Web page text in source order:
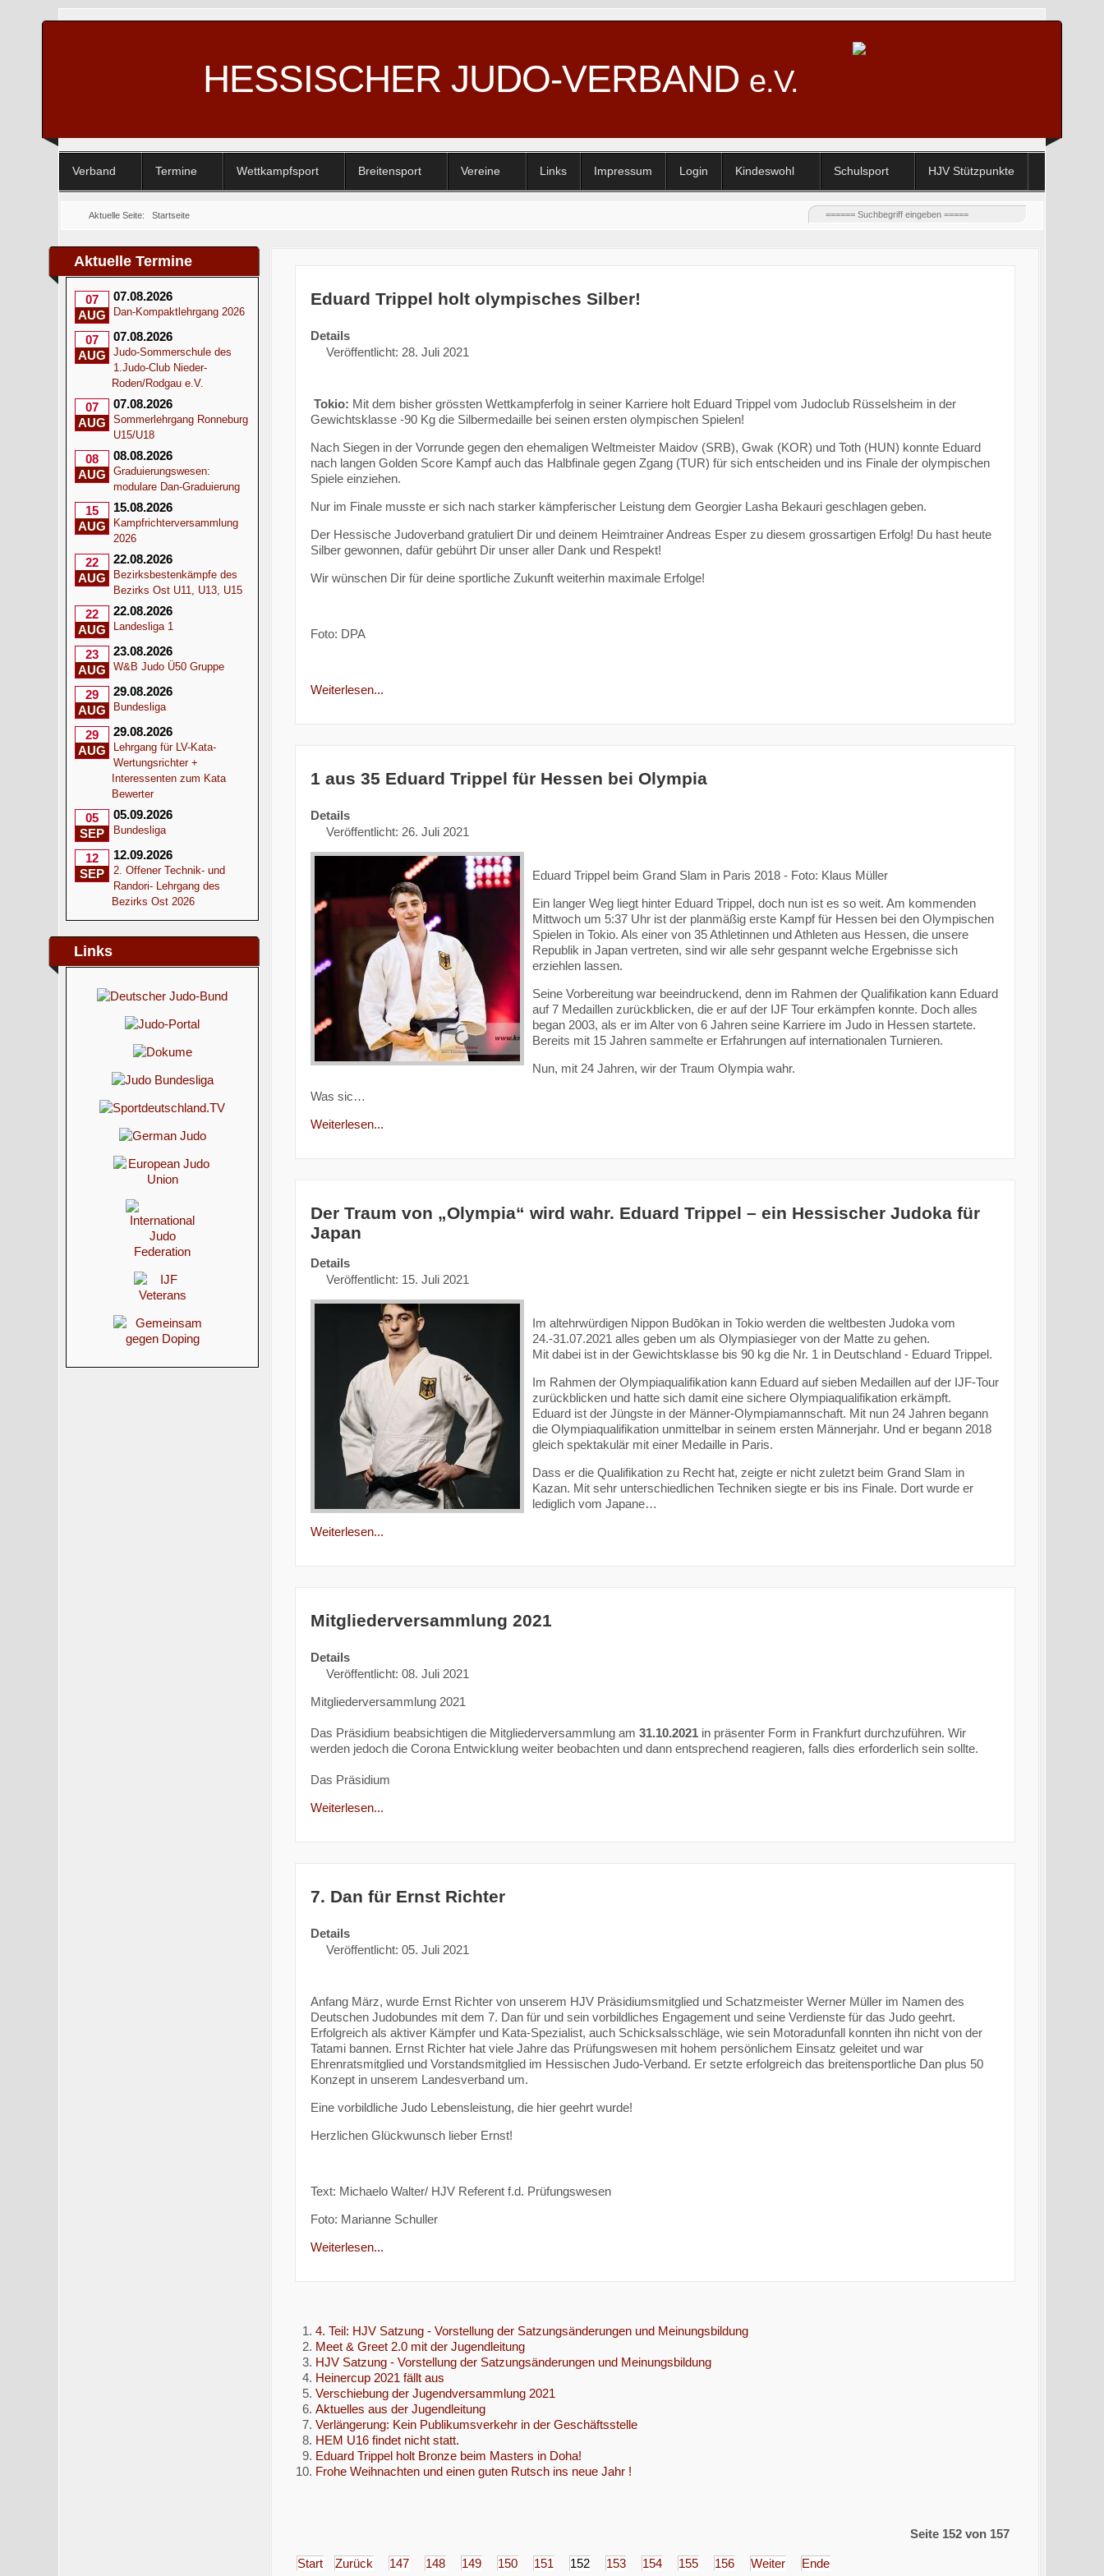
HESSISCHER JUDO-VERBAND e.V.
Verband Termine Wettkampfsport Breitensport Vereine Links Impressum Login Kindeswohl Schulsport HJV Stützpunkte
Aktuelle Seite:Startseite
Aktuelle Termine
07
AUG
07.08.2026
Dan-Kompaktlehrgang 2026
07
AUG
07.08.2026
Judo-Sommerschule des
1.Judo-Club Nieder-
Roden/Rodgau e.V.
07
AUG
07.08.2026
Sommerlehrgang Ronneburg
U15/U18
08
AUG
08.08.2026
Graduierungswesen:
modulare Dan-Graduierung
15
AUG
15.08.2026
Kampfrichterversammlung
2026
22
AUG
22.08.2026
Bezirksbestenkämpfe des
Bezirks Ost U11, U13, U15
22
AUG
22.08.2026
Landesliga 1
23
AUG
23.08.2026
W&B Judo Ü50 Gruppe
29
AUG
29.08.2026
Bundesliga
29
AUG
29.08.2026
Lehrgang für LV-Kata-
Wertungsrichter +
Interessenten zum Kata
Bewerter
05
SEP
05.09.2026
Bundesliga
12
SEP
12.09.2026
2. Offener Technik- und
Randori- Lehrgang des
Bezirks Ost 2026
Links
Eduard Trippel holt olympisches Silber!
Details
Veröffentlicht: 28. Juli 2021
Tokio: Mit dem bisher grössten Wettkampferfolg in seiner Karriere holt Eduard Trippel vom Judoclub Rüsselsheim in der
Gewichtsklasse -90 Kg die Silbermedaille bei seinen ersten olympischen Spielen!
Nach Siegen in der Vorrunde gegen den ehemaligen Weltmeister Maidov (SRB), Gwak (KOR) und Toth (HUN) konnte Eduard
nach langen Golden Score Kampf auch das Halbfinale gegen Zgang (TUR) für sich entscheiden und ins Finale der olympischen
Spiele einziehen.
Nur im Finale musste er sich nach starker kämpferischer Leistung dem Georgier Lasha Bekauri geschlagen geben.
Der Hessische Judoverband gratuliert Dir und deinem Heimtrainer Andreas Esper zu diesem grossartigen Erfolg! Du hast heute
Silber gewonnen, dafür gebührt Dir unser aller Dank und Respekt!
Wir wünschen Dir für deine sportliche Zukunft weiterhin maximale Erfolge!
Foto: DPA
Weiterlesen...
1 aus 35 Eduard Trippel für Hessen bei Olympia
Details
Veröffentlicht: 26. Juli 2021
Eduard Trippel beim Grand Slam in Paris 2018 - Foto: Klaus Müller
Ein langer Weg liegt hinter Eduard Trippel, doch nun ist es so weit. Am kommenden
Mittwoch um 5:37 Uhr ist der planmäßig erste Kampf für Hessen bei den Olympischen
Spielen in Tokio. Als einer von 35 Athletinnen und Athleten aus Hessen, die unsere
Republik in Japan vertreten, sind wir alle sehr gespannt welche Ergebnisse sich
erziehlen lassen.
Seine Vorbereitung war beeindruckend, denn im Rahmen der Qualifikation kann Eduard
auf 7 Medaillen zurückblicken, die er auf der IJF Tour erkämpfen konnte. Doch alles
began 2003, als er im Alter von 6 Jahren seine Karriere im Judo in Hessen startete.
Bereits mit 15 Jahren sammelte er Erfahrungen auf internationalen Turnieren.
Nun, mit 24 Jahren, wir der Traum Olympia wahr.
Was sic…
Weiterlesen...
Der Traum von „Olympia“ wird wahr. Eduard Trippel – ein Hessischer Judoka für
Japan
Details
Veröffentlicht: 15. Juli 2021
Im altehrwürdigen Nippon Budōkan in Tokio werden die weltbesten Judoka vom
24.-31.07.2021 alles geben um als Olympiasieger von der Matte zu gehen.
Mit dabei ist in der Gewichtsklasse bis 90 kg die Nr. 1 in Deutschland - Eduard Trippel.
Im Rahmen der Olympiaqualifikation kann Eduard auf sieben Medaillen auf der IJF-Tour
zurückblicken und hatte sich damit eine sichere Olympiaqualifikation erkämpft.
Eduard ist der Jüngste in der Männer-Olympiamannschaft. Mit nun 24 Jahren begann
die Olympiaqualifikation unmittelbar in seinem ersten Männerjahr. Und er begann 2018
gleich spektakulär mit einer Medaille in Paris.
Dass er die Qualifikation zu Recht hat, zeigte er nicht zuletzt beim Grand Slam in
Kazan. Mit sehr unterschiedlichen Techniken siegte er bis ins Finale. Dort wurde er
lediglich vom Japane…
Weiterlesen...
Mitgliederversammlung 2021
Details
Veröffentlicht: 08. Juli 2021
Mitgliederversammlung 2021
Das Präsidium beabsichtigen die Mitgliederversammlung am 31.10.2021in präsenter Form in Frankfurt durchzuführen. Wir
werden jedoch die Corona Entwicklung weiter beobachten und dann entsprechend reagieren, falls dies erforderlich sein sollte.
Das Präsidium
Weiterlesen...
7. Dan für Ernst Richter
Details
Veröffentlicht: 05. Juli 2021
Anfang März, wurde Ernst Richter von unserem HJV Präsidiumsmitglied und Schatzmeister Werner Müller im Namen des
Deutschen Judobundes mit dem 7. Dan für und sein vorbildliches Engagement und seine Verdienste für das Judo geehrt.
Erfolgreich als aktiver Kämpfer und Kata-Spezialist, auch Schicksalsschläge, wie sein Motoradunfall konnten ihn nicht von der
Tatami bannen. Ernst Richter hat viele Jahre das Prüfungswesen mit hohem persönlichem Einsatz geleitet und war
Ehrenratsmitglied und Vorstandsmitglied im Hessischen Judo-Verband. Er setzte erfolgreich das breitensportliche Dan plus 50
Konzept in unserem Landesverband um.
Eine vorbildliche Judo Lebensleistung, die hier geehrt wurde!
Herzlichen Glückwunsch lieber Ernst!
Text: Michaelo Walter/ HJV Referent f.d. Prüfungswesen
Foto: Marianne Schuller
Weiterlesen...
4. Teil: HJV Satzung - Vorstellung der Satzungsänderungen und Meinungsbildung
Meet & Greet 2.0 mit der Jugendleitung
HJV Satzung - Vorstellung der Satzungsänderungen und Meinungsbildung
Heinercup 2021 fällt aus
Verschiebung der Jugendversammlung 2021
Aktuelles aus der Jugendleitung
Verlängerung: Kein Publikumsverkehr in der Geschäftsstelle
HEM U16 findet nicht statt.
Eduard Trippel holt Bronze beim Masters in Doha!
Frohe Weihnachten und einen guten Rutsch ins neue Jahr !
Seite 152 von 157
Start Zurück 147 148 149 150 151 152 153 154 155 156 Weiter Ende